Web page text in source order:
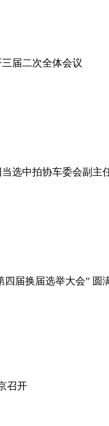
届二次全体会议
选中拍协车委会副主
四届换届选举大会” 圆
召开